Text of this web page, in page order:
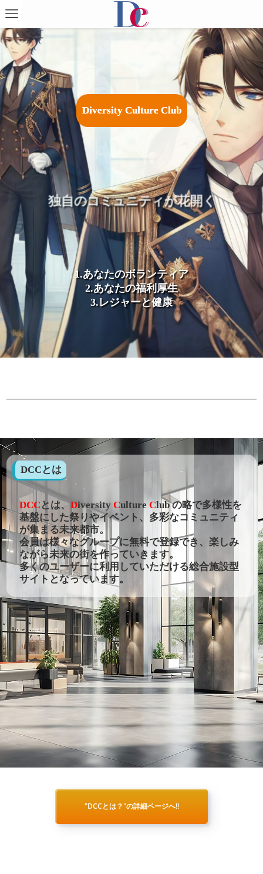
Diversity Culture Club
広がる祭りやイベントで
1.あなたのボランティア
2.あなたの福利厚生
3.レジャーと健康
DCCとは
DCC とは、DiversityCultureClub の略で多様性を
基盤にした祭りやイベント、多彩なコミュニティ
が集まる未来都市。
会員は様々なグループに無料で登録でき、楽しみ
ながら未来の街を作っていきます。
多くのユーザーに利用していただける総合施設型
サイトとなっています。
"DCCとは？"の詳細ページへ!!